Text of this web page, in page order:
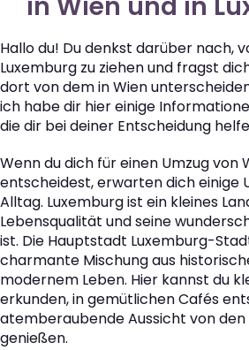
in Wien und in
Hallo du! Du denkst darüber nach,
Luxemburg zu ziehen und fragst
dort von dem in Wien
ich habe dir hier einige
die dir bei deiner Entscheidung
Wenn du dich für einen Umzug von
entscheidest, erwarten dich einige
Alltag. Luxemburg ist ein kleines
Lebensqualität und seine
ist. Die Hauptstadt Luxemburg-
charmante Mischung aus
modernem Leben. Hier kannst du
erkunden, in gemütlichen Cafés
atemberaubende Aussicht von
genießen.